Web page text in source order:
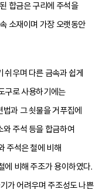
합금은 구리에 주석을
소재이며 가장 오랫동안
쉬우며 다른 금속과 쉽게
구로 사용하기에는
과 그 쇳물을 거푸집에
주석 등을 합금하여
주석은 철에 비해
에 비해 주조가 용이하였다.
가 어려우며 주조성도 나쁜